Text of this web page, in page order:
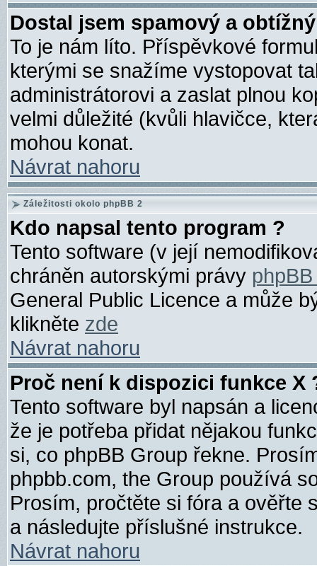
Dostal jsem spamový a
To je nám líto. Příspěvkové
kterými se snažíme vystopovat
administrátorovi a zaslat plnou
velmi důležité (kvůli hlavičce,
mohou konat.
Návrat nahoru
Záležitosti okolo phpBB 2
Kdo napsal tento program ?
Tento software (v její
chráněn autorskými právy
General Public Licence a může
klikněte zde
Návrat nahoru
Proč není k dispozici funkce X
Tento software byl napsán a
že je potřeba přidat nějakou
si, co phpBB Group řekne.
phpbb.com, the Group používá
Prosím, pročtěte si fóra a ověřte
a následujte příslušné instrukce.
Návrat nahoru